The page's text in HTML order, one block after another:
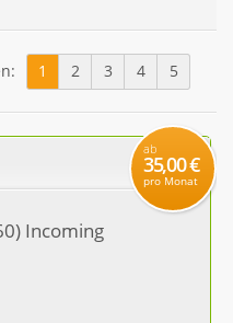
1 2 3 4 5
ab
35,00 €
pro Monat
Incoming